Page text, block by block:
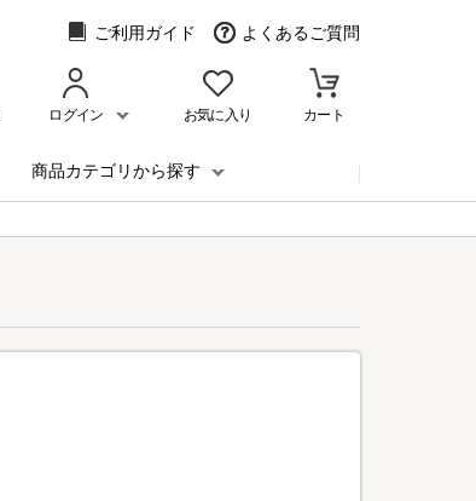
ご利用ガイド よくあるご質問
ログイン お気に入り カート
商品カテゴリから探す